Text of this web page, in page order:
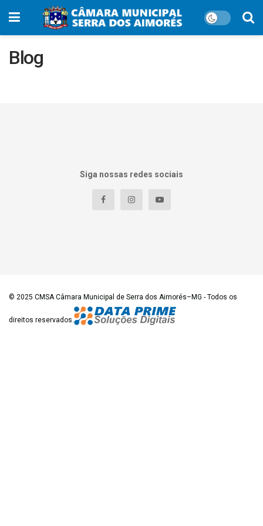
Blog
Siga nossas redes sociais
© 2025 CMSA Câmara Municipal de Serra dos Aimorés–MG - Todos os
direitos reservados.